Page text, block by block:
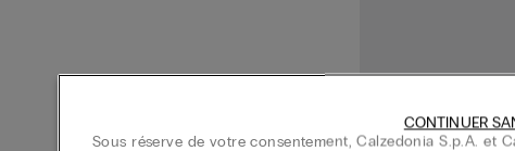
Sous réserve de votre consentement, Calzedonia S.p.A. et
CONTINUER